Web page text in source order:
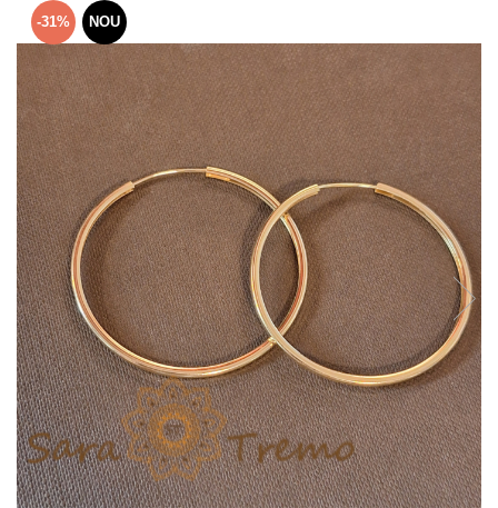
Bijuterii pentru barbati
Inele
Lanturi
Bratari
Talismane
Verighete
Bijuterii din argint placate cu aur
24K
-31% NOU